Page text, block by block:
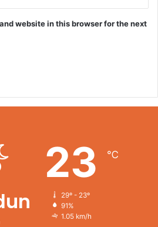
website in this browser for the next
23 ℃
29º - 23º
91%
1.05 km/h